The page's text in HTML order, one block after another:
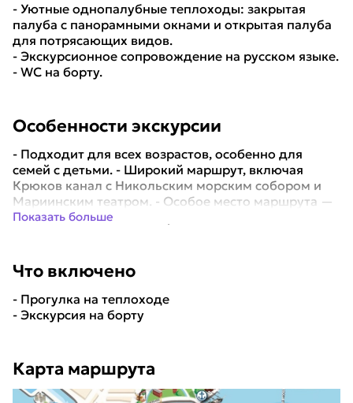
- Уютные однопалубные теплоходы: закрытая
палуба с панорамными окнами и открытая палуба
для потрясающих видов.
- Экскурсионное сопровождение на русском языке.
- WC на борту.
Особенности экскурсии
- Подходит для всех возрастов, особенно для
семей с детьми. - Широкий маршрут, включая
Крюков канал с Никольским морским собором и
Мариинским театром. - Особое место маршрута —
"семимостье", где одновременно видны 7 мо...
Показать больше
Что включено
- Прогулка на теплоходе
- Экскурсия на борту
Карта маршрута